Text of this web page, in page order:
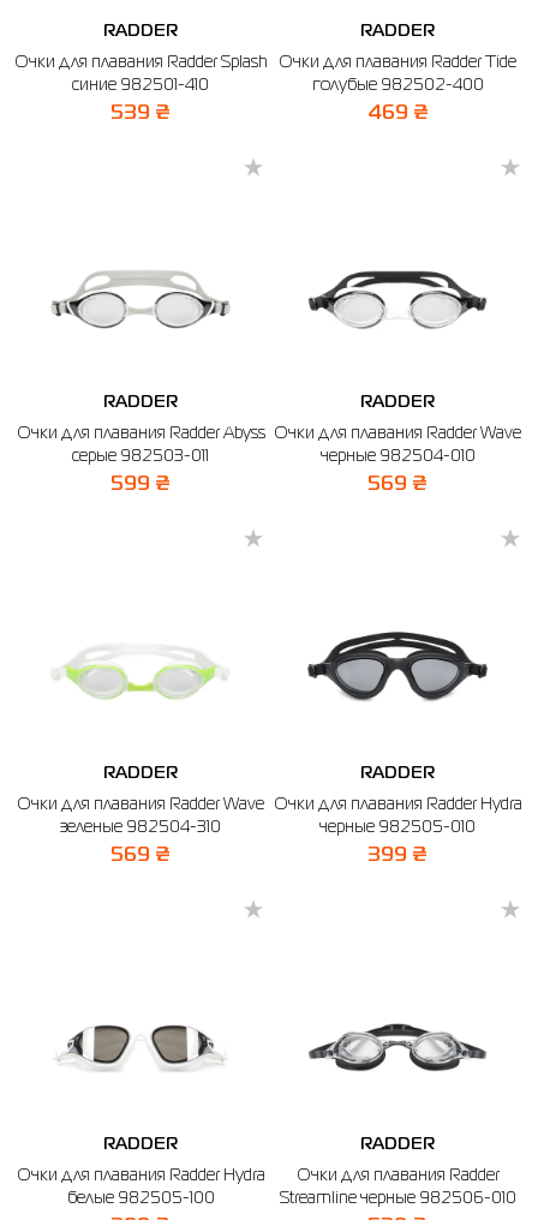
Термобелье
Шапки
The North Face
Сандалии
RADDER
Очки для плавания Radder Splash
синие 982501-410
539 ₴
RADDER
Очки для плавания Radder Tide
голубые 982502-400
469 ₴
RADDER
Очки для плавания Radder Abyss
серые 982503-011
599 ₴
RADDER
Очки для плавания Radder Wave
черные 982504-010
569 ₴
RADDER
Очки для плавания Radder Wave
зеленые 982504-310
569 ₴
RADDER
Очки для плавания Radder Hydra
черные 982505-010
399 ₴
RADDER
Очки для плавания Radder Hydra
белые 982505-100
RADDER
Очки для плавания Radder
Streamline черные 982506-010